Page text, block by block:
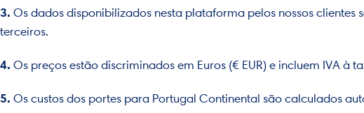
3. Os dados disponibilizados nesta plataforma pelos nossos
terceiros.
4. Os preços estão discriminados em Euros (€ EUR) e incluem IVA à
5. Os custos dos portes para Portugal Continental são calculados